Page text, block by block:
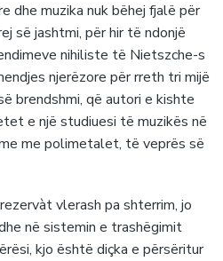
dhe muzika nuk bëhej fjalë për
së jashtmi, për hir të ndonjë
nihiliste të Nietszche-s
njerëzore për rreth tri mijë
brendshmi, që autori e kishte
e një studiuesi të muzikës në
me polimetalet, të veprës së
vlerash pa shterrim, jo
në sistemin e trashëgimit
kjo është diçka e përsëritur